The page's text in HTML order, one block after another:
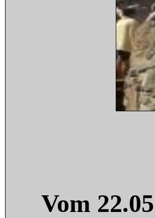
Vom